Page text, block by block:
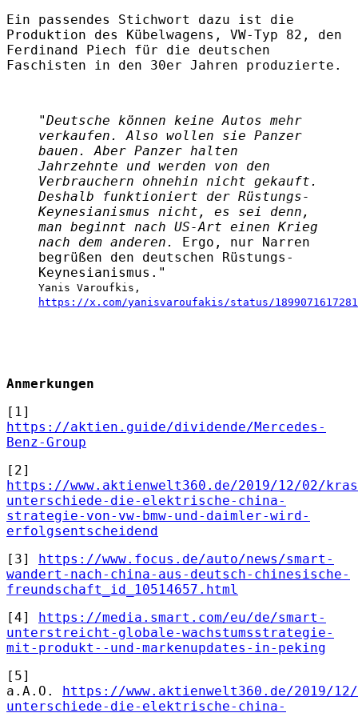
Ein passendes Stichwort dazu ist die
Produktion des Kübelwagens, VW-Typ 82, den
Ferdinand Piech für die deutschen
Faschisten in den 30er Jahren produzierte.
"Deutsche können keine Autos mehr
verkaufen. Also wollen sie Panzer
bauen. Aber Panzer halten
Jahrzehnte und werden von den
Verbrauchern ohnehin nicht gekauft.
Deshalb funktioniert der Rüstungs-
Keynesianismus nicht, es sei denn,
man beginnt nach US-Art einen Krieg
nach dem anderen. Ergo, nur Narren
begrüßen den deutschen Rüstungs-
Keynesianismus. "
Yanis Varoufkis,
https://x.com/yanisvaroufakis/status/
Anmerkungen
[1]
https://aktien.guide/dividende/Mercedes-
Benz-Group
[2]
https://www.aktienwelt360.de/2019/12/02/
unterschiede-die-elektrische-china-
strategie-von-vw-bmw-und-daimler-wird-
erfolgsentscheidend
[3] https://www.focus.de/auto/news/smart-
wandert-nach-china-aus-deutsch-chinesische-
freundschaft_id_10514657.html
[4] https://media.smart.com/eu/de/smart-
unterstreicht-globale-wachstumsstrategie-
mit-produkt--und-markenupdates-in-peking
[5]
a.A.O. https://www.aktienwelt360.de/2019/
unterschiede-die-elektrische-china-